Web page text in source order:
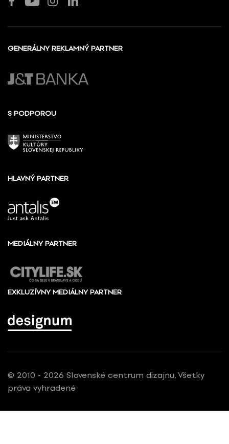
GENERÁLNY REKLAMNÝ PARTNER
S PODPOROU
HLAVNÝ PARTNER
MEDIÁLNY PARTNER
EXKLUZÍVNY MEDIÁLNY PARTNER
© 2010 - 2026 Slovenské centrum dizajnu, Všetky
práva vyhradené